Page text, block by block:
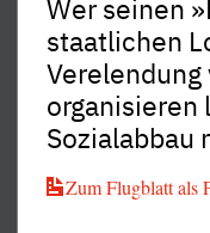
Wer seinen
staatlichen
Verelendung
organisieren
Sozialabbau
Zum Flugblatt als